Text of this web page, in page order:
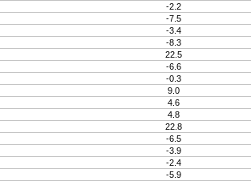
-2.2
-7.5
-3.4
-8.3
22.5
-6.6
-0.3
9.0
4.6
4.8
22.8
-6.5
-3.9
-2.4
-5.9